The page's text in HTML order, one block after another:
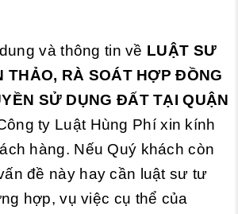
và thông tin về LUẬT SƯ
THẢO, RÀ SOÁT HỢP ĐỒNG
SỬ DỤNG ĐẤT TẠI QUẬN
ty Luật Hùng Phí xin kính
hàng. Nếu Quý khách còn
đề này hay cần luật sư tư
hợp, vụ việc cụ thể của